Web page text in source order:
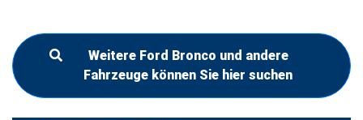
Weitere Ford Bronco und andere
Fahrzeuge können Sie hier suchen